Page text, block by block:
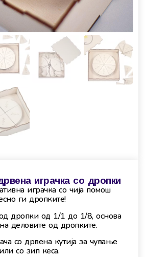
играчка со дропки
играчка со чија помош
ги дропките!
од дропки од 1/1 до 1/8, основа
деловите од дропките.
со дрвена кутија за чување
со зип кеса.